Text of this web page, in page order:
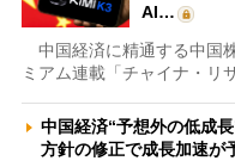
AI…
中国経済に精通する中国
ミアム連載「チャイナ・リ
中国経済“予想外の低成
方針の修正で成長加速が